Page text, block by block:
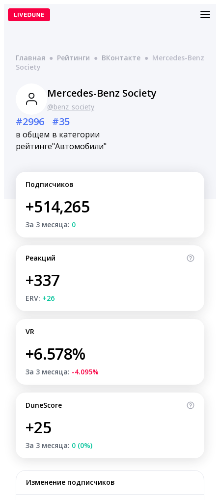
Перейти
Главная ● Рейтинги ● ВКонтакте ● Mercedes-Benz
Society
Mercedes-Benz Society
@benz_society
#2996
в общем
рейтинге
#35
в категории
"Автомобили"
Подписчиков
+514,265
За 3 месяца: 0
Реакций
+337
ERV: +26
VR
+6.578%
За 3 месяца: -4.095%
DuneScore
+25
За 3 месяца: 0 (0%)
Изменение подписчиков